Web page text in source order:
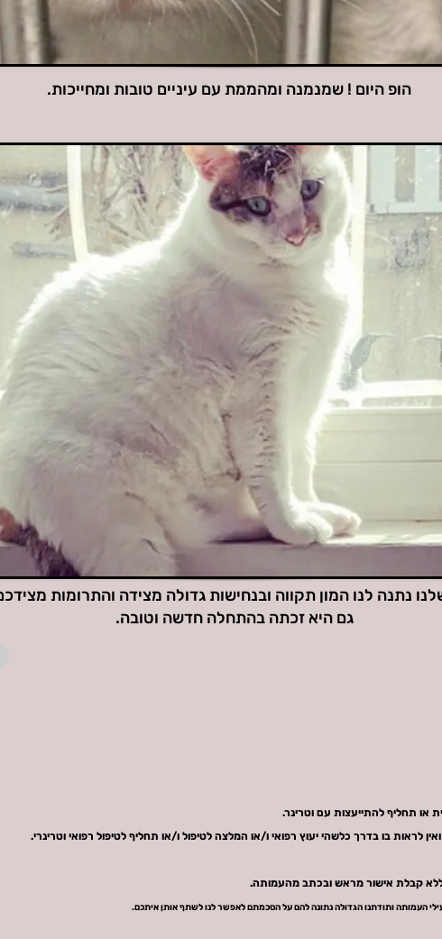
הופ היום ! שמנמנה ומהממת עם עיניים טובות ומחייכות.
נתנה לנו המון תקווה ובנחישות גדולה מצידה והתרומות
גם היא זכתה בהתחלה חדשה וטובה.
או תחליף להתייעצות עם וטרינר.
לראות בו בדרך כלשהי יעוץ רפואי ו/או המלצה לטיפול ו/או תחליף לטיפול רפואי וטרינרי.
קבלת אישור מראש ובכתב מהעמותה.
העמותה ותודתנו הגדולה נתונה להם על הסכמתם לאפשר לנו לשתף אותן איתכם.